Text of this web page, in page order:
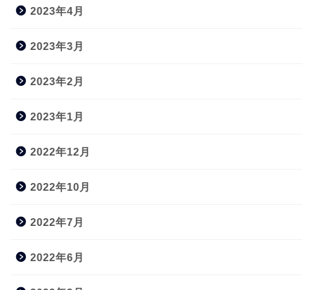
2023年4月
2023年3月
2023年2月
2023年1月
2022年12月
2022年10月
2022年7月
2022年6月